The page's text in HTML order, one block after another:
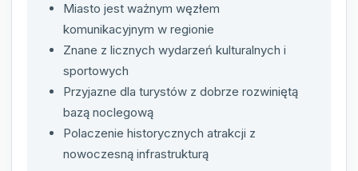
Miasto jest ważnym węzłem
komunikacyjnym w regionie
Znane z licznych wydarzeń kulturalnych i
sportowych
Przyjazne dla turystów z dobrze rozwiniętą
bazą noclegową
Polaczenie historycznych atrakcji z
nowoczesną infrastrukturą